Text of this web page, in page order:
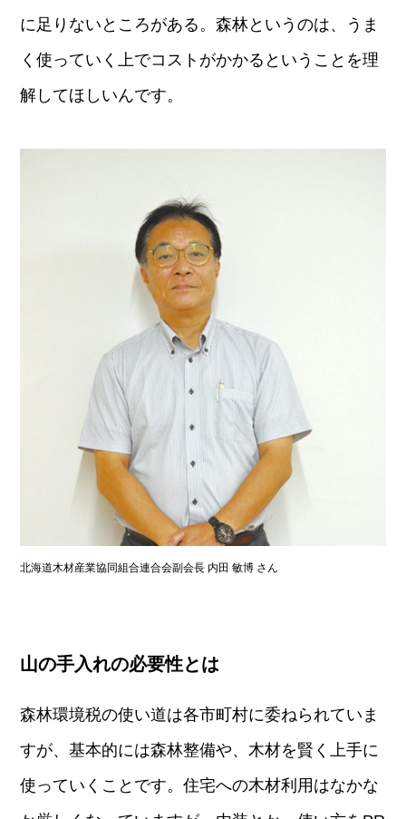
に足りないところがある。森林というのは、うま
く使っていく上でコストがかかるということを理
解してほしいんです。
北海道木材産業協同組合連合会副会長 内田 敏博 さん
山の手入れの必要性とは
森林環境税の使い道は各市町村に委ねられていま
すが、基本的には森林整備や、木材を賢く上手に
使っていくことです。住宅への木材利用はなかな